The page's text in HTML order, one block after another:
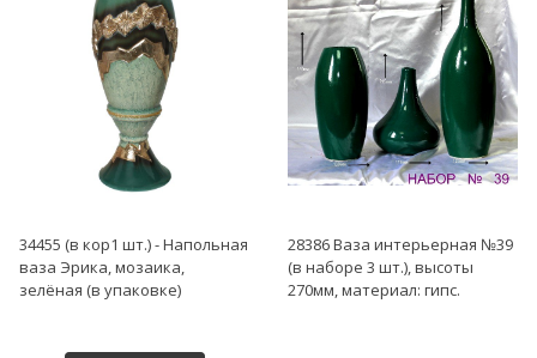
34455 (в кор1 шт.) - Напольная
ваза Эрика, мозаика,
зелёная (в упаковке)
28386 Ваза интерьерная №39
(в наборе 3 шт.), высоты
270мм, материал: гипс.